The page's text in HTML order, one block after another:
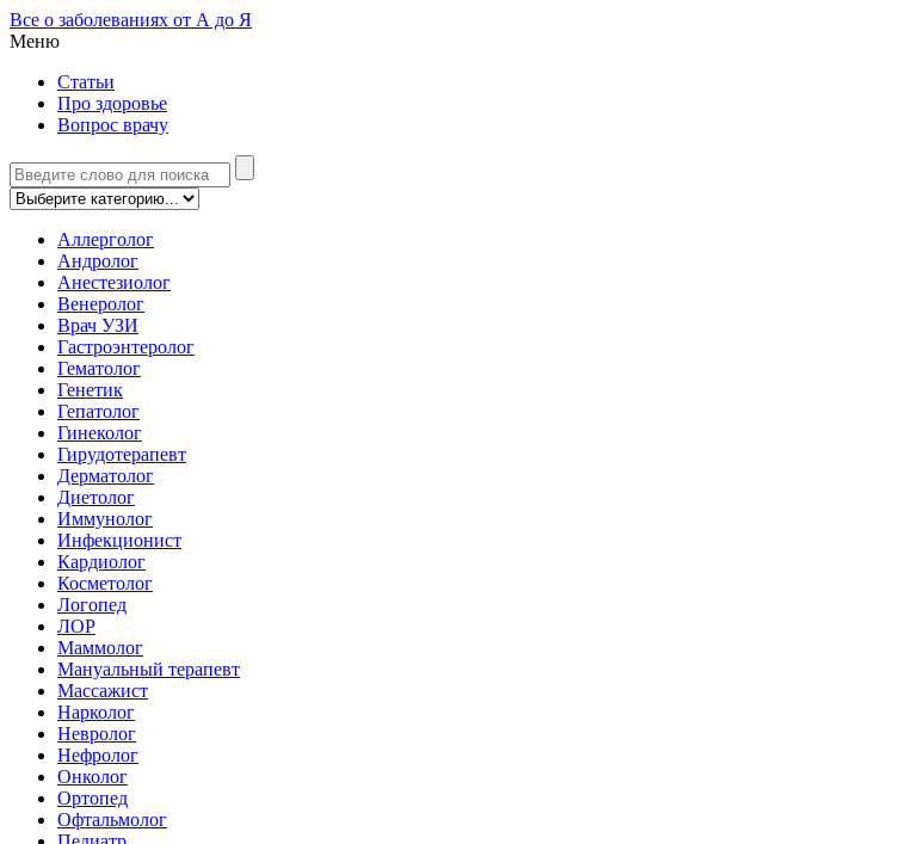
Все о заболеваниях от А до Я
Меню
Статьи
Про здоровье
Вопрос врачу
Аллерголог
Андролог
Анестезиолог
Венеролог
Врач УЗИ
Гастроэнтеролог
Гематолог
Генетик
Гепатолог
Гинеколог
Гирудотерапевт
Дерматолог
Диетолог
Иммунолог
Инфекционист
Кардиолог
Косметолог
Логопед
ЛОР
Маммолог
Мануальный терапевт
Массажист
Нарколог
Невролог
Нефролог
Онколог
Ортопед
Офтальмолог